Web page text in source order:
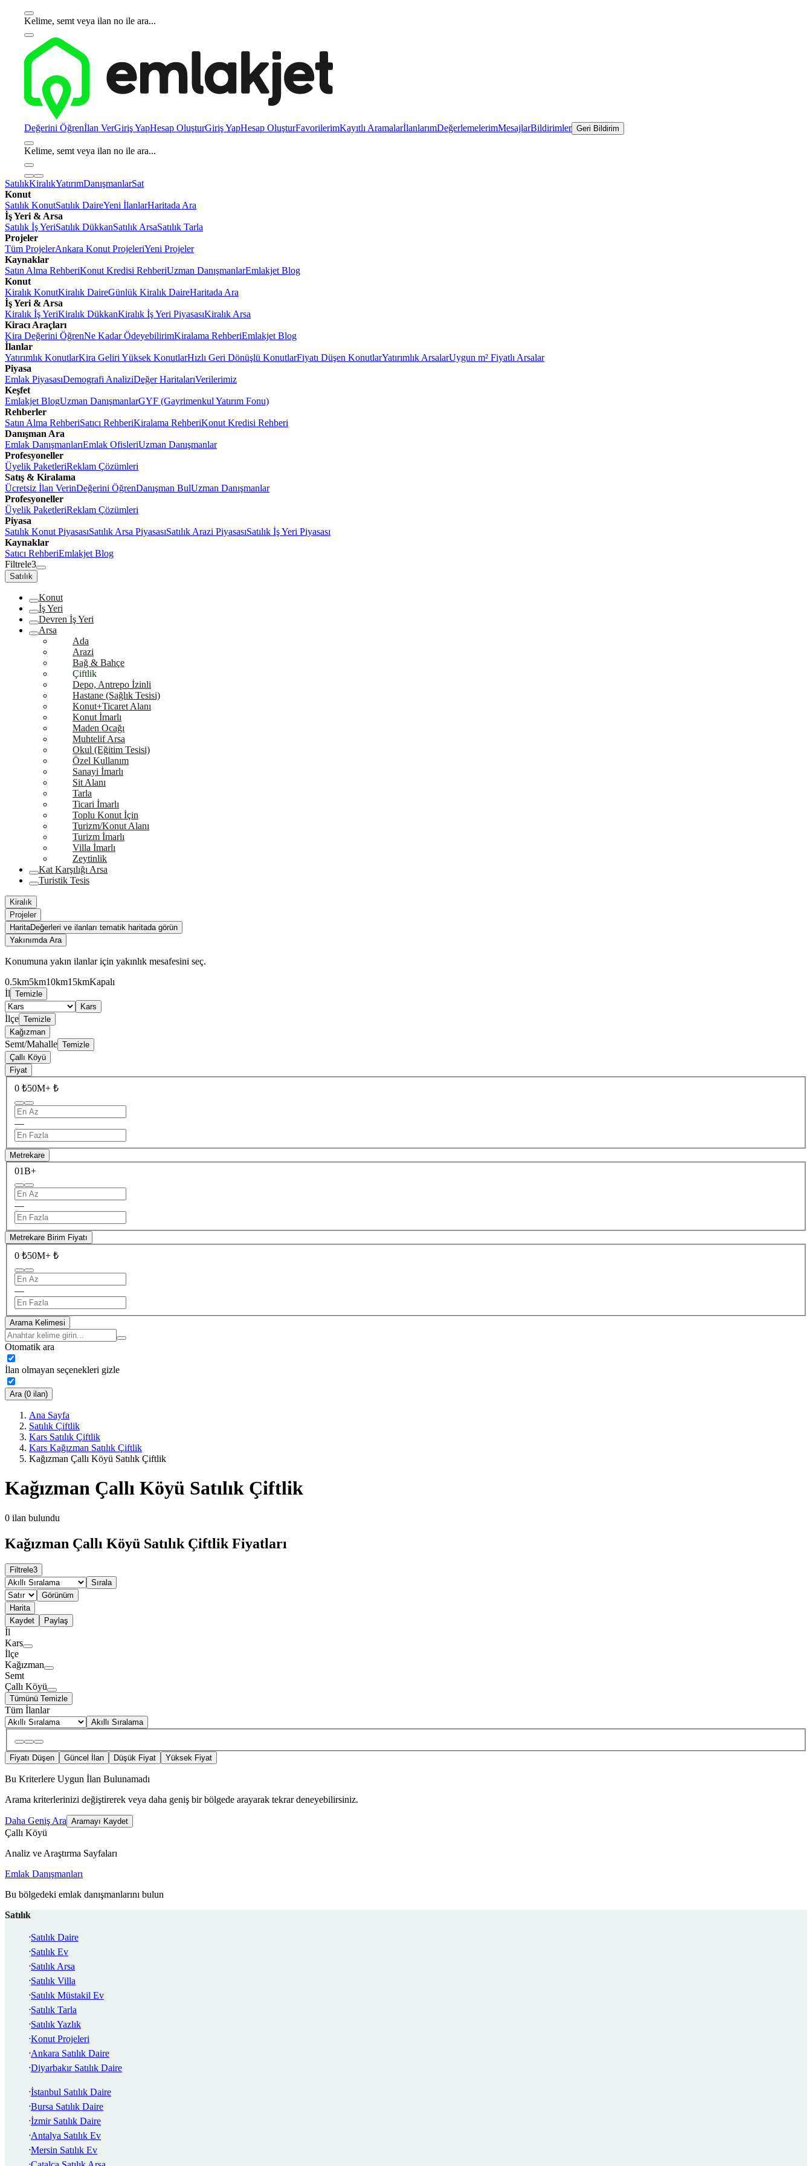
Kelime, semt veya ilan no ile ara...
Değerini Öğrenİlan VerGiriş YapHesap OluşturGiriş YapHesap OluşturFavorilerimKayıtlı AramalarİlanlarımDeğerlemelerimMesajlarBildirimler Geri Bildirim
Kelime, semt veya ilan no ile ara...
SatılıkKiralıkYatırımDanışmanlarSat
Konut
Satılık KonutSatılık DaireYeni İlanlarHaritada Ara
İş Yeri & Arsa
Satılık İş YeriSatılık DükkanSatılık ArsaSatılık Tarla
Projeler
Tüm ProjelerAnkara Konut ProjeleriYeni Projeler
Kaynaklar
Satın Alma RehberiKonut Kredisi RehberiUzman DanışmanlarEmlakjet Blog
Konut
Kiralık KonutKiralık DaireGünlük Kiralık DaireHaritada Ara
İş Yeri & Arsa
Kiralık İş YeriKiralık DükkanKiralık İş Yeri PiyasasıKiralık Arsa
Kiracı Araçları
Kira Değerini ÖğrenNe Kadar ÖdeyebilirimKiralama RehberiEmlakjet Blog
İlanlar
Yatırımlık KonutlarKira Geliri Yüksek KonutlarHızlı Geri Dönüşlü KonutlarFiyatı Düşen KonutlarYatırımlık ArsalarUygun m² Fiyatlı Arsalar
Piyasa
Emlak PiyasasıDemografi AnaliziDeğer HaritalarıVerilerimiz
Keşfet
Emlakjet BlogUzman DanışmanlarGYF (Gayrimenkul Yatırım Fonu)
Rehberler
Satın Alma RehberiSatıcı RehberiKiralama RehberiKonut Kredisi Rehberi
Danışman Ara
Emlak DanışmanlarıEmlak OfisleriUzman Danışmanlar
Profesyoneller
Üyelik PaketleriReklam Çözümleri
Satış & Kiralama
Ücretsiz İlan VerinDeğerini ÖğrenDanışman BulUzman Danışmanlar
Profesyoneller
Üyelik PaketleriReklam Çözümleri
Piyasa
Satılık Konut PiyasasıSatılık Arsa PiyasasıSatılık Arazi PiyasasıSatılık İş Yeri Piyasası
Kaynaklar
Satıcı RehberiEmlakjet Blog
Filtrele3
Satılık
Konut
İş Yeri
Devren İş Yeri
Arsa
Ada
Arazi
Bağ & Bahçe
Çiftlik
Depo, Antrepo İzinli
Hastane (Sağlık Tesisi)
Konut+Ticaret Alanı
Konut İmarlı
Maden Ocağı
Muhtelif Arsa
Okul (Eğitim Tesisi)
Özel Kullanım
Sanayi İmarlı
Sit Alanı
Tarla
Ticari İmarlı
Toplu Konut İçin
Turizm/Konut Alanı
Turizm İmarlı
Villa İmarlı
Zeytinlik
Kat Karşılığı Arsa
Turistik Tesis
Kiralık
Projeler
HaritaDeğerleri ve ilanları tematik haritada görün
Yakınımda Ara
Konumuna yakın ilanlar için yakınlık mesafesini seç.
0.5km5km10km15kmKapalı
İl Temizle
Kars
İlçe Temizle
Kağızman
Semt/Mahalle Temizle
Çallı Köyü
Fiyat
0 ₺50M+ ₺
—
Metrekare
01B+
—
Metrekare Birim Fiyatı
0 ₺50M+ ₺
—
Arama Kelimesi
Otomatik ara
İlan olmayan seçenekleri gizle
Ara (0 ilan)
Ana Sayfa
Satılık Çiftlik
Kars Satılık Çiftlik
Kars Kağızman Satılık Çiftlik
Kağızman Çallı Köyü Satılık Çiftlik
Kağızman Çallı Köyü Satılık Çiftlik
0 ilan bulundu
Kağızman Çallı Köyü Satılık Çiftlik Fiyatları
Filtrele3
Sırala
Görünüm
Harita
Kaydet
Paylaş
İl
Kars
İlçe
Kağızman
Semt
Çallı Köyü
Tümünü Temizle
Tüm İlanlar
Akıllı Sıralama
Fiyatı Düşen Güncel İlan Düşük Fiyat Yüksek Fiyat
Bu Kriterlere Uygun İlan Bulunamadı
Arama kriterlerinizi değiştirerek veya daha geniş bir bölgede arayarak tekrar deneyebilirsiniz.
Daha Geniş Ara Aramayı Kaydet
Çallı Köyü
Analiz ve Araştırma Sayfaları
Emlak Danışmanları
Bu bölgedeki emlak danışmanlarını bulun
Satılık
Satılık Daire
Satılık Ev
Satılık Arsa
Satılık Villa
Satılık Müstakil Ev
Satılık Tarla
Satılık Yazlık
Konut Projeleri
Ankara Satılık Daire
Diyarbakır Satılık Daire
İstanbul Satılık Daire
Bursa Satılık Daire
İzmir Satılık Daire
Antalya Satılık Ev
Mersin Satılık Ev